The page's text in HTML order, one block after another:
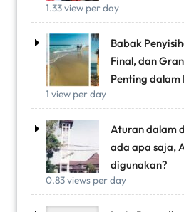
1.33 view per day
Babak
Final, dan
Penting
1 view per day
Aturan dalam
ada apa saja,
digunakan?
0.83 views per day